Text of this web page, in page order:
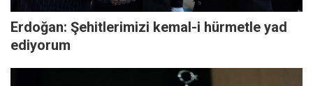
Erdoğan: Şehitlerimizi kemal-i hürmetle yad
ediyorum